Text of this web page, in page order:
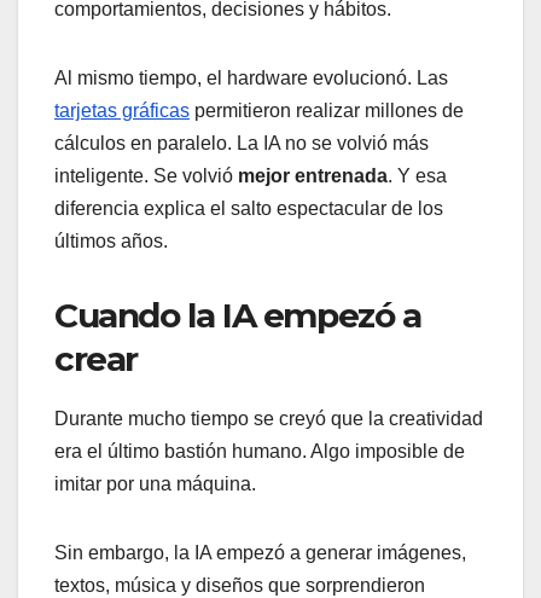
comportamientos, decisiones y hábitos.
Al mismo tiempo, el hardware evolucionó. Las
tarjetas gráficas permitieron realizar millones de
cálculos en paralelo. La IA no se volvió más
inteligente. Se volvió mejor entrenada. Y esa
diferencia explica el salto espectacular de los
últimos años.
Cuando la IA empezó a
crear
Durante mucho tiempo se creyó que la creatividad
era el último bastión humano. Algo imposible de
imitar por una máquina.
Sin embargo, la IA empezó a generar imágenes,
textos, música y diseños que sorprendieron